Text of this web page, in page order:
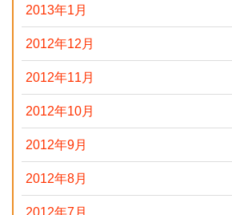
2013年1月
2012年12月
2012年11月
2012年10月
2012年9月
2012年8月